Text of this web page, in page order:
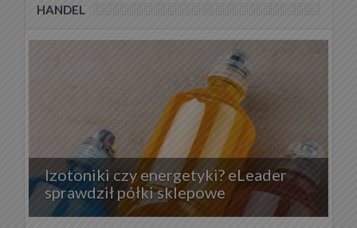
HANDEL
Izotoniki czy energetyki? eLeader
sprawdził półki sklepowe